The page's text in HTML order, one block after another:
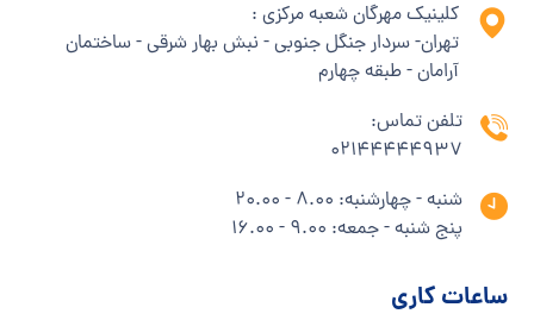
کلینیک مهرگان شعبه مرکزی :
تهران- سردار جنگل جنوبی - نبش بهار شرقی - ساختمان
آرامان - طبقه چهارم
تلفن تماس:
02144444937
شنبه - چهارشنبه: 8.00 - 20.00
پنج شنبه - جمعه: 9.00 - 16.00
ساعات کاری